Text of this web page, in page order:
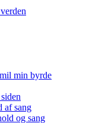
min byrde
af sang
og sang